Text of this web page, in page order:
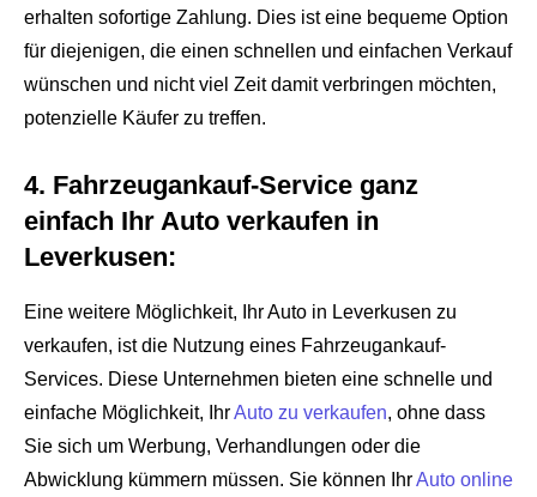
erhalten sofortige Zahlung. Dies ist eine bequeme Option
für diejenigen, die einen schnellen und einfachen Verkauf
wünschen und nicht viel Zeit damit verbringen möchten,
potenzielle Käufer zu treffen.
4. Fahrzeugankauf-Service ganz
einfach Ihr Auto verkaufen in
Leverkusen:
Eine weitere Möglichkeit, Ihr Auto in Leverkusen zu
verkaufen, ist die Nutzung eines Fahrzeugankauf-
Services. Diese Unternehmen bieten eine schnelle und
einfache Möglichkeit, IhrAuto zu verkaufen, ohne dass
Sie sich um Werbung, Verhandlungen oder die
Abwicklung kümmern müssen. Sie können IhrAuto online